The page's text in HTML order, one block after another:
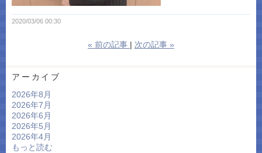
2020/03/06 00:30
« 前の記事 次の記事 »
アーカイブ
2026年8月
2026年7月
2026年6月
2026年5月
2026年4月
もっと読む